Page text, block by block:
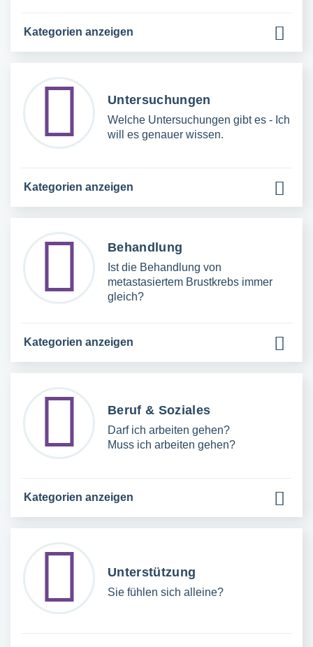
Kategorien anzeigen
Untersuchungen
Welche Untersuchungen gibt es - Ich
will es genauer wissen.
Kategorien anzeigen
Behandlung
Ist die Behandlung von
metastasiertem Brustkrebs immer
gleich?
Kategorien anzeigen
Beruf & Soziales
Darf ich arbeiten gehen?
Muss ich arbeiten gehen?
Kategorien anzeigen
Unterstützung
Sie fühlen sich alleine?